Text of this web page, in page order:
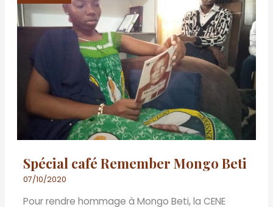
Spécial café Remember Mongo Beti
07/10/2020
Pour rendre hommage à Mongo Beti, la CENE
Remember
Mongo